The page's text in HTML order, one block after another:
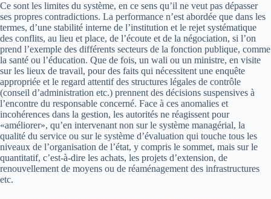
Ce sont les limites du système, en ce sens qu’il ne veut pas dépasser
ses propres contradictions. La performance n’est abordée que dans les
termes, d’une stabilité interne de l’institution et le rejet systématique
des conflits, au lieu et place, de l’écoute et de la négociation, si l’on
prend l’exemple des différents secteurs de la fonction publique, comme
la santé ou l’éducation. Que de fois, un wali ou un ministre, en visite
sur les lieux de travail, pour des faits qui nécessitent une enquête
appropriée et le regard attentif des structures légales de contrôle
(conseil d’administration etc.) prennent des décisions suspensives à
l’encontre du responsable concerné. Face à ces anomalies et
incohérences dans la gestion, les autorités ne réagissent pour
«améliorer», qu’en intervenant non sur le système managérial, la
qualité du service ou sur le système d’évaluation qui touche tous les
niveaux de l’organisation de l’état, y compris le sommet, mais sur le
quantitatif, c’est-à-dire les achats, les projets d’extension, de
renouvellement de moyens ou de réaménagement des infrastructures
etc.